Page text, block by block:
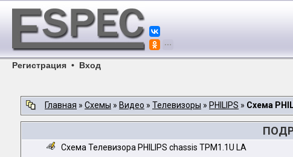
Регистрация • Вход
Главная » Схемы » Видео » Телевизоры » PHILIPS » Схема
Схема Телевизора PHILIPS chassis TPM1.1U LA